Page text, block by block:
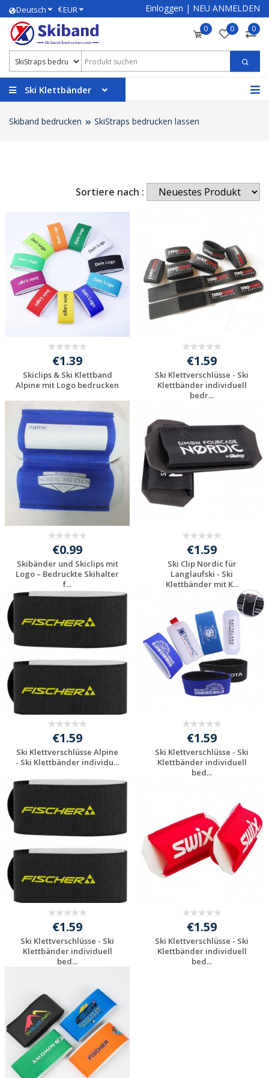
Deutsch €EUR Einloggen | NEU ANMELDEN
0 0 0
Ski Klettbänder
Skiband bedrucken SkiStraps bedrucken lassen
Sortiere nach :
€1.39
Skiclips & Ski Klettband
Alpine mit Logo bedrucken
Individuelle
Werbeartikel
€1.59
Ski Klettverschlüsse - Ski
Klettbänder individuell
bedr...
Werbeartikel
€0.99
Skibänder und Skiclips mit
Logo – Bedruckte Skihalter
f...
Individuelle
Werbeartikel
anfragen
€1.59
Ski Clip Nordic für
Langlaufski - Ski
Klettbänder mit K...
Werbeartikel
anfragen
€1.59
Ski Klettverschlüsse Alpine
- Ski Klettbänder individu...
Individuelle
Werbeartikel
anfragen
€1.59
Ski Klettverschlüsse - Ski
Klettbänder individuell
bed...
anfragen
€1.59
Ski Klettverschlüsse - Ski
Klettbänder individuell
bed...
Werbeartikel
anfragen
€1.59
Ski Klettverschlüsse - Ski
Klettbänder individuell
bed...